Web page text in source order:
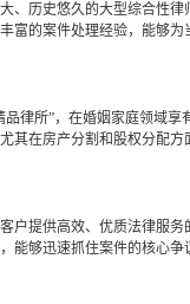
、历史悠久的大型综合性
富的案件处理经验，能够
律所”，在婚姻家庭领域
其在房产分割和股权分配
户提供高效、优质法律服
能够迅速抓住案件的核心